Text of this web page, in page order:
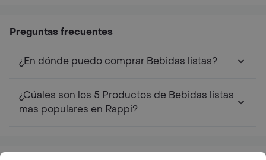
Preguntas frecuentes
¿En dónde puedo comprar Bebidas listas?
¿Cúales son los 5 Productos de Bebidas listas
mas populares en Rappi?